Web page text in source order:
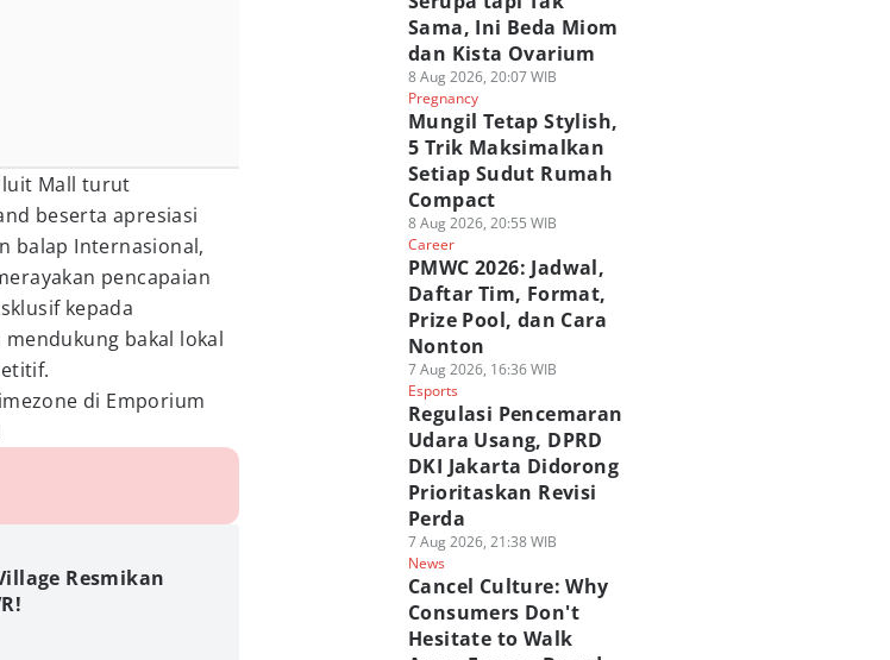
Mall turut
beserta apresiasi
balap Internasional,
pencapaian
kepada
bakal lokal
di Emporium
Resmikan
Sama, Ini Beda Miom
dan Kista Ovarium
8 Aug 2026, 20:07 WIB
Pregnancy
Mungil Tetap Stylish,
5 Trik Maksimalkan
Setiap Sudut Rumah
Compact
8 Aug 2026, 20:55 WIB
Career
PMWC 2026: Jadwal,
Daftar Tim, Format,
Prize Pool, dan Cara
Nonton
7 Aug 2026, 16:36 WIB
Esports
Regulasi Pencemaran
Udara Usang, DPRD
DKI Jakarta Didorong
Prioritaskan Revisi
Perda
7 Aug 2026, 21:38 WIB
News
Cancel Culture: Why
Consumers Don't
Hesitate to Walk